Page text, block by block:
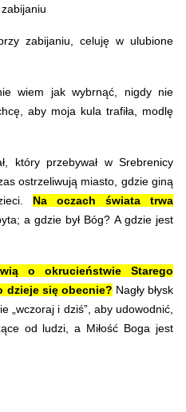
zabijaniu, celuję w ulubione
wiem jak wybrnąć, nigdy nie
aby moja kula trafiła, modlę
przebywał w Srebrenicy
ostrzeliwują miasto, gdzie giną
Na oczach świata trwa
a gdzie był Bóg? A gdzie jest
o okrucieństwie Starego
dzieje się obecnie? Nagły błysk
„wczoraj i dziś”, aby udowodnić,
od ludzi, a Miłość Boga jest